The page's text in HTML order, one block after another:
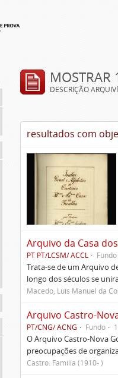
MOSTRAR
DESCRIÇÃO
resultados com
Arquivo da Casa
PT PT/LCSM/ ACCL Fundo
Trata-se de um Arquivo
longo dos séculos se
Macedo, Luís Manuel da
Arquivo Castro-
PT/CNG/ ACNG Fundo
O Arquivo Castro-Nova
preocupações de
Castro. Família (1910- )